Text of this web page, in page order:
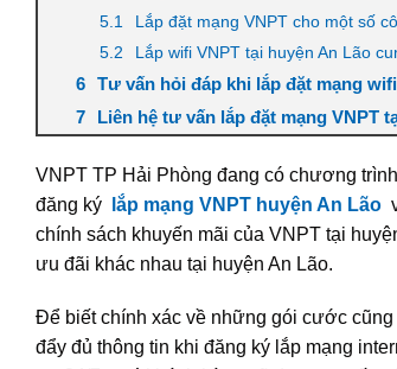
Lắp đặt mạng VNPT cho một số
Lắp wifi VNPT tại huyện An Lão
Tư vấn hỏi đáp khi lắp đặt mạng
Liên hệ tư vấn lắp đặt mạng VNPT
VNPT TP Hải Phòng đang có chương
đăng ký
lắp mạng VNPT huyện An Lão
chính sách khuyến mãi của VNPT tại
ưu đãi khác nhau tại huyện An Lão.
Để biết chính xác về những gói cước
đẩy đủ thông tin khi đăng ký lắp mạng